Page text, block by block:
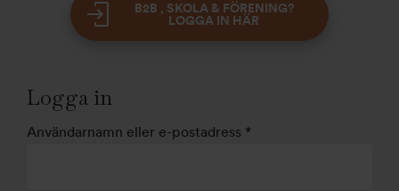
B2B , SKOLA & FÖRENING?
LOGGA IN HÄR
Logga in
Användarnamn eller e-postadress *